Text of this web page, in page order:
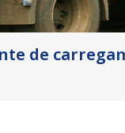
de